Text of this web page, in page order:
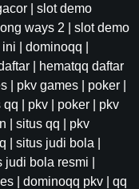
slot demo
ways 2
slot demo
ini dominoqq
hematqq daftar
pkv games poker
qq pkv poker
pkv
situs qq
pkv
situs judi bola
judi bola resmi
dominoqq pkv
qq